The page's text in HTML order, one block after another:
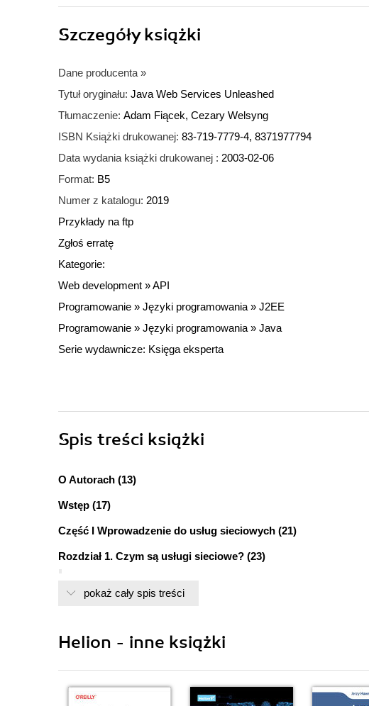
Szczegółyksiążki
Dane producenta »
Tytuł oryginału: Java Web Services Unleashed
Tłumaczenie: Adam Fiącek, Cezary Welsyng
ISBN Książki drukowanej: 83-719-7779-4, 8371977794
Data wydania książki drukowanej : 2003-02-06
Format: B5
Numer z katalogu: 2019
Przykłady na ftp
Zgłoś erratę
Kategorie:
Web development »API
Programowanie » Języki programowania » J2EE
Programowanie » Języki programowania » Java
Serie wydawnicze: Księga eksperta
Spis treści książki
O Autorach (13)
Wstęp (17)
Część I Wprowadzenie do usług sieciowych (21)
Rozdział 1. Czym są usługi sieciowe? (23)
Składanie elementów w jedną całość (24)
Wszystko się zmienia (25)
Szersza perspektywa (27)
pokaż cały spis treści
Helion - inne książki